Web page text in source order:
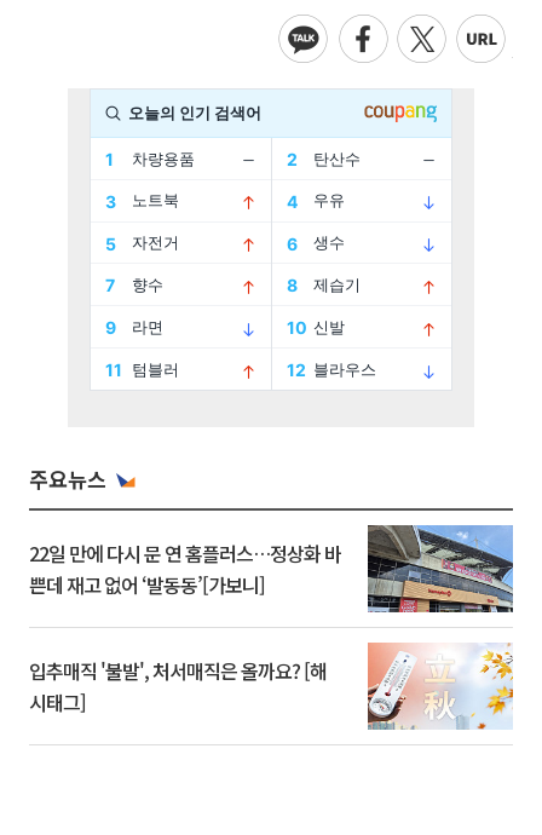
주요뉴스
22일 만에 다시 문 연 홈플러스…정상화 바
쁜데 재고 없어 ‘발동동’[가보니]
입추매직 '불발', 처서매직은 올까요? [해
시태그]